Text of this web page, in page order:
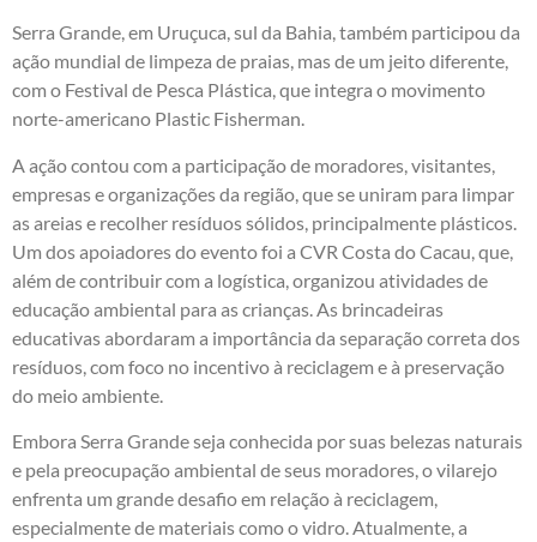
Serra Grande, em Uruçuca, sul da Bahia, também participou da
ação mundial de limpeza de praias, mas de um jeito diferente,
com o Festival de Pesca Plástica, que integra o movimento
norte-americano Plastic Fisherman.
A ação contou com a participação de moradores, visitantes,
empresas e organizações da região, que se uniram para limpar
as areias e recolher resíduos sólidos, principalmente plásticos.
Um dos apoiadores do evento foi a CVR Costa do Cacau, que,
além de contribuir com a logística, organizou atividades de
educação ambiental para as crianças. As brincadeiras
educativas abordaram a importância da separação correta dos
resíduos, com foco no incentivo à reciclagem e à preservação
do meio ambiente.
Embora Serra Grande seja conhecida por suas belezas naturais
e pela preocupação ambiental de seus moradores, o vilarejo
enfrenta um grande desafio em relação à reciclagem,
especialmente de materiais como o vidro. Atualmente, a